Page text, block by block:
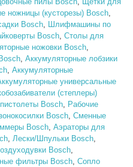
ножницы (кусторезы) Bosch,
Bosch, Шлифмашины по
Bosch, Столы для
ножовки Bosch,
, Аккумуляторные лобзики
, Аккумуляторные
универсальные
(степлеры)
Bosch, Рабочие
Bosch, Сменные
Bosch, Аэраторы для
, Лески/Шпульки Bosch,
Bosch,
фильтры Bosch, Сопло